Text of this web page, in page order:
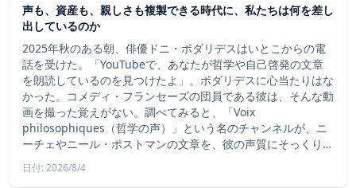
声も、資産も、親しさも複製できる時代に、私たちは何を差し
出しているのか
2025年秋のある朝、俳優ドニ・ポダリデスはいとこからの電
話を受けた。「YouTubeで、あなたが哲学や自己啓発の文章
を朗読しているのを見つけたよ」。ポダリデスに心当たりはな
かった。コメディ・フランセーズの団員である彼は、そんな動
画を撮った覚えがない。調べてみると、「Voix
philosophiques（哲学の声）」という名のチャンネルが、ニ
ーチェやニール・ポストマンの文章を、彼の声質にそっくり…
日付: 2026/8/4